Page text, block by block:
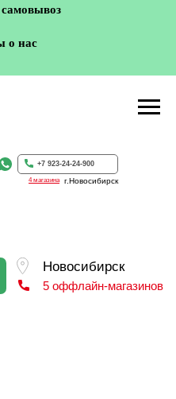
о нас
г.Новосибирск
+7 923-24-24-900
4 магазина
покупку
слайсере